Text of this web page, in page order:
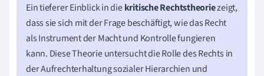
Ein tieferer Einblick in diekritische Rechtstheoriezeigt,
dass sie sich mit der Frage beschäftigt, wie das Recht
als Instrument der Macht und Kontrolle fungieren
kann. Diese Theorie untersucht die Rolle des Rechts in
der Aufrechterhaltung sozialer Hierarchien und